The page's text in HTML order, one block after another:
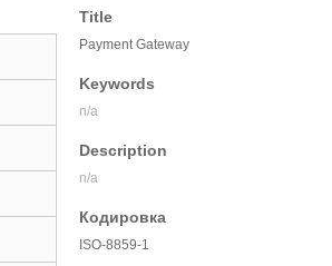
Title
Payment Gateway
Keywords
n/a
Description
n/a
Кодировка
ISO-8859-1